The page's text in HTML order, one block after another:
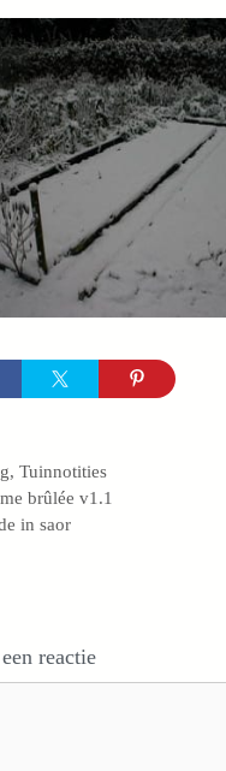
,Tuinnotities
brûlée v1.1
in saor
reactie